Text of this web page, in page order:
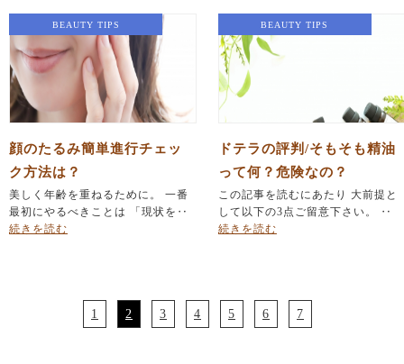
BEAUTY TIPS
顔のたるみ簡単進行チェッ
ク方法は？
美しく年齢を重ねるために。 一番
最初にやるべきことは 「現状を‥
続きを読む
BEAUTY TIPS
ドテラの評判/そもそも精油
って何？危険なの？
この記事を読むにあたり 大前提と
して以下の3点ご留意下さい。 ‥
続きを読む
1 2 3 4 5 6 7